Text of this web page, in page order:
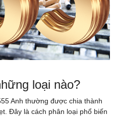
loại nào?
Anh thường được chia thành
Đây là cách phân loại phổ biến